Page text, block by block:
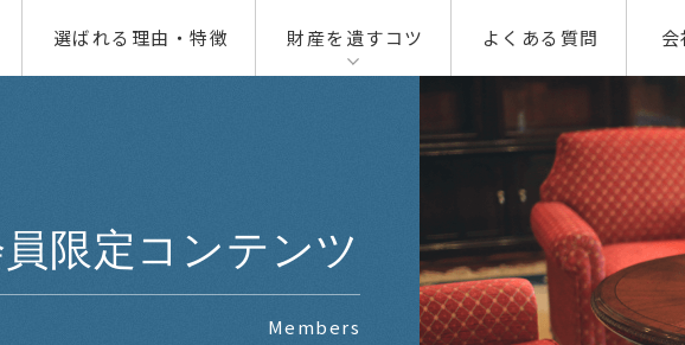
選ばれる理由・特徴 財産を遺すコツ
03
04
よくある質問
02
限定コンテンツ
Members